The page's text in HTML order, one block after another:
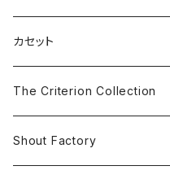
SF
ドラマ/ロマンス
アクション/クライム
Rock & Pop
The Smiths
Iron and Wine
Classical
Electronic & Ambient
カセット
The Criterion Collection
Shout Factory